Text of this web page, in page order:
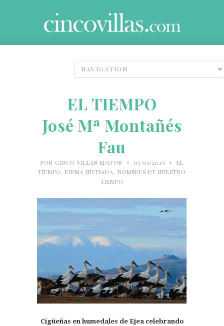
EL TIEMPO
José Mª Montañés
Fau
POR CINCO VILLAS EDITOR • 03/01/2019 •
EL
TIEMPO , FIRMA INVITADA , NOMBRES DE NUESTRO
TIEMPO
Cigüeñas en humedales de Ejea celebrando